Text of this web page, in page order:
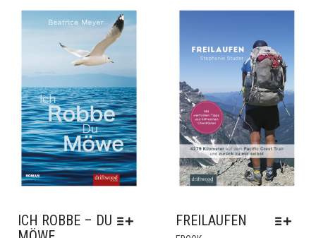
AUF.
KÖNNEN
PRODUKTSEITE
GEWÄHLT
WERDEN
ICH ROBBE – DU
FREILAUFEN
DIESES